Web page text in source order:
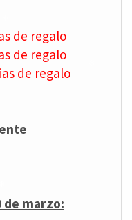
de regalo
de regalo
de regalo
de marzo:
❄
❄